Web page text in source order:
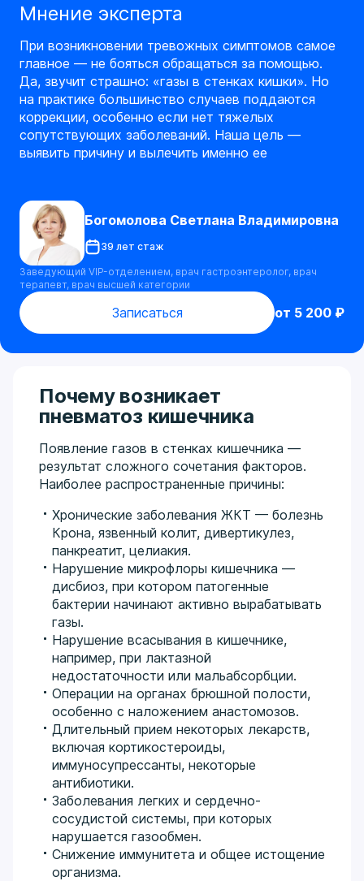
Мнение эксперта
При возникновении тревожных симптомов самое
главное — не бояться обращаться за помощью.
Да, звучит страшно: «газы в стенках кишки». Но
на практике большинство случаев поддаются
коррекции, особенно если нет тяжелых
сопутствующих заболеваний. Наша цель —
выявить причину и вылечить именно ее
Богомолова Светлана Владимировна
39 лет стаж
Заведующий VIP-отделением, врач гастроэнтеролог, врач
терапевт, врач высшей категории
от 5 200 ₽
Записаться
Почему возникает
пневматоз кишечника
Появление газов в стенках кишечника —
результат сложного сочетания факторов.
Наиболее распространенные причины:
Хронические заболевания ЖКТ — болезнь
Крона, язвенный колит, дивертикулез,
панкреатит, целиакия.
Нарушение микрофлоры кишечника —
дисбиоз, при котором патогенные
бактерии начинают активно вырабатывать
газы.
Нарушение всасывания в кишечнике,
например, при лактазной
недостаточности или мальабсорбции.
Операции на органах брюшной полости,
особенно с наложением анастомозов.
Длительный прием некоторых лекарств,
включая кортикостероиды,
иммуносупрессанты, некоторые
антибиотики.
Заболевания легких и сердечно-
сосудистой системы, при которых
нарушается газообмен.
Снижение иммунитета и общее истощение
организма.